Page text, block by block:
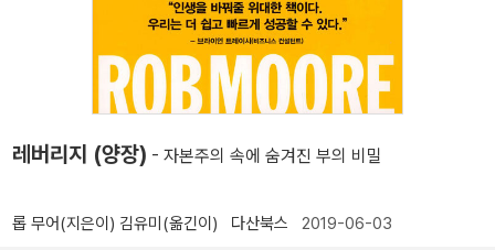
레버리지 (양장) - 자본주의 속에 숨겨진 부의 비밀
롭 무어(지은이) 김유미(옮긴이) 다산북스 2019-06-03